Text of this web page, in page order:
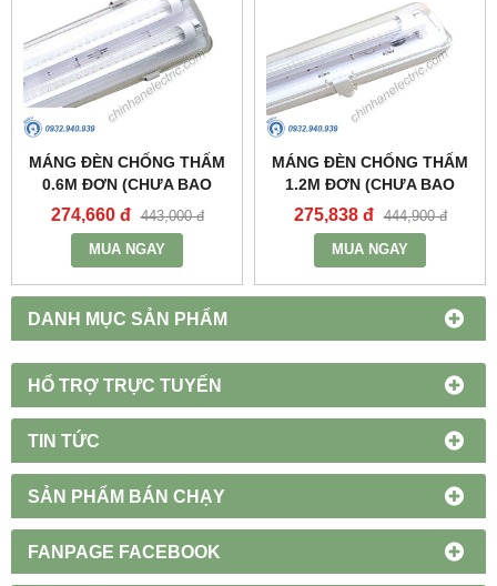
DANH MỤC SẢN PHẨM
HỔ TRỢ TRỰC TUYẾN
TIN TỨC
SẢN PHẨM BÁN CHẠY
FANPAGE FACEBOOK
MÁNG ĐÈN CHỐNG THẤM
0.6M ĐƠN (CHƯA BAO
GỒM BÓNG VÀ TĂNG PHÔ)
- MWP-218 - MPE
274,660 đ 443,000 đ
MUA NGAY
MÁNG ĐÈN CHỐNG THẤM
1.2M ĐƠN (CHƯA BAO
GỒM BÓNG VÀ TĂNG PHÔ)
- MWP-136 - MPE
275,838 đ 444,900 đ
MUA NGAY